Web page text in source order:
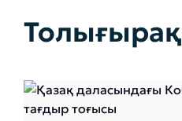
Толығырақ